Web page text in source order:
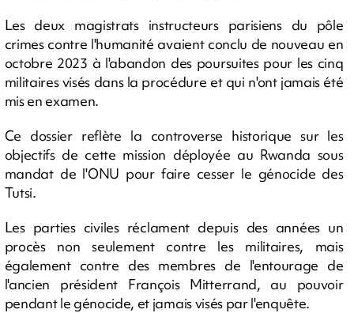
Les deux magistrats instructeurs parisiens du pôle
crimes contre l'humanité avaient conclu de nouveau en
octobre 2023 à l'abandon des poursuites pour les cinq
militaires visés dans la procédure et qui n'ont jamais été
mis en examen.
Ce dossier reflète la controverse historique sur les
objectifs de cette mission déployée au Rwanda sous
mandat de l'ONU pour faire cesser le génocide des
Tutsi.
Les parties civiles réclament depuis des années un
procès non seulement contre les militaires, mais
également contre des membres de l'entourage de
l'ancien président François Mitterrand, au pouvoir
pendant le génocide, et jamais visés par l'enquête.